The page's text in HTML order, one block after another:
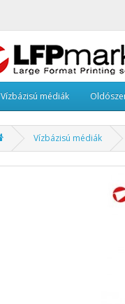
Vízbázisú médiák
Vízbázisú médiák